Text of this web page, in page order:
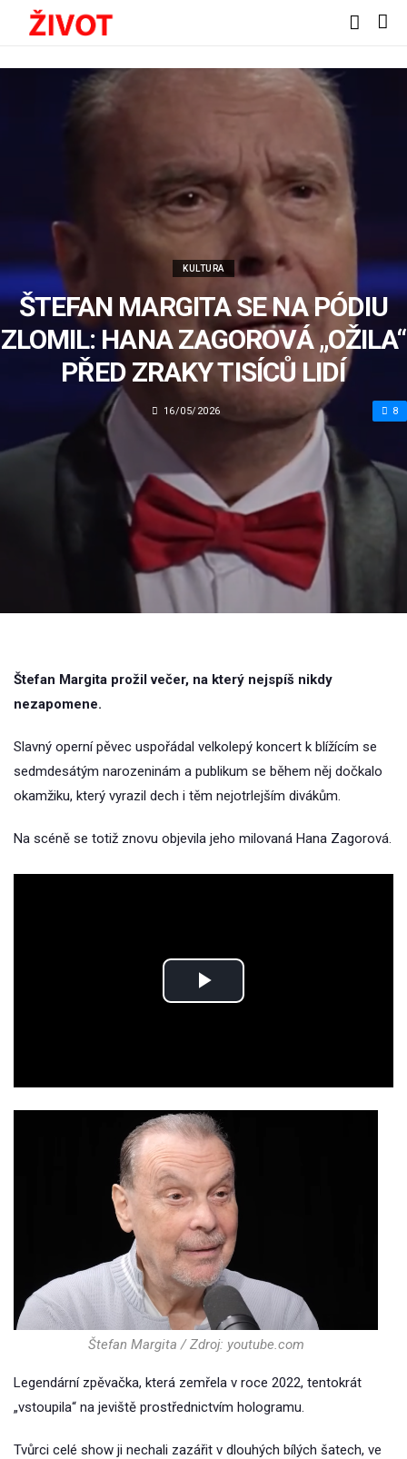
KULTURA
ŠTEFAN MARGITA SE NA PÓDIU
ZLOMIL: HANA ZAGOROVÁ „OŽILA“
PŘED ZRAKY TISÍCŮ LIDÍ
16/05/2026 8
Štefan Margita prožil večer, na který nejspíš nikdy
nezapomene.
Slavný operní pěvec uspořádal velkolepý koncert k blížícím se
sedmdesátým narozeninám a publikum se během něj dočkalo
okamžiku, který vyrazil dech i těm nejotrlejším divákům.
Na scéně se totiž znovu objevila jeho milovaná Hana Zagorová.
Play
Štefan Margita / Zdroj: youtube.com
Legendární zpěvačka, která zemřela v roce 2022, tentokrát
„vstoupila“ na jeviště prostřednictvím hologramu.
Tvůrci celé show ji nechali zazářit v dlouhých bílých šatech, ve